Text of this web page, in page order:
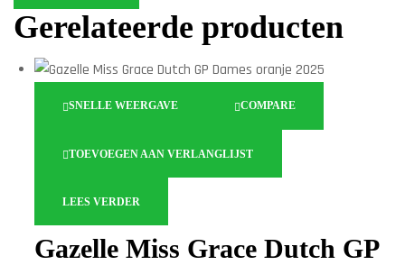
Gerelateerde producten
SNELLE WEERGAVE COMPARE
TOEVOEGEN AAN VERLANGLIJST
LEES VERDER
Gazelle Miss Grace Dutch GP